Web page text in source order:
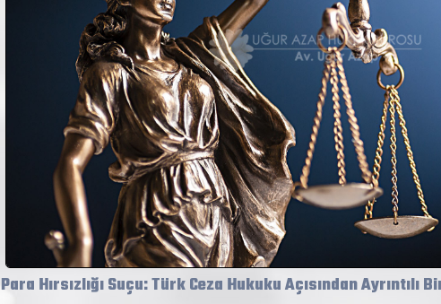
Para Hırsızlığı Suçu: Türk Ceza Hukuku Açısından Ayrıntılı